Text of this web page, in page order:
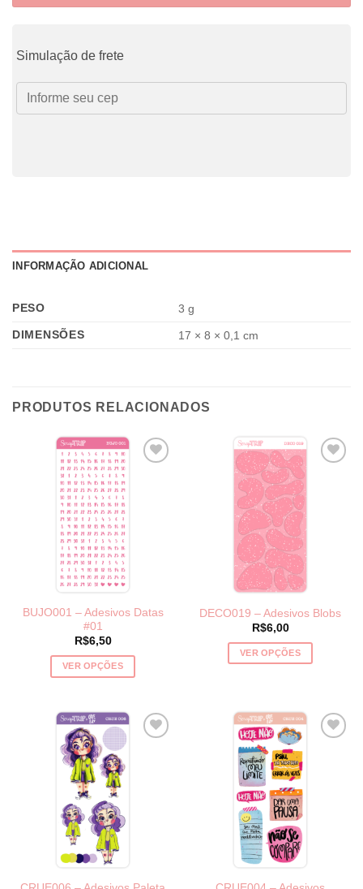
Simulação de frete
INFORMAÇÃO ADICIONAL
PESO
3 g
DIMENSÕES
17 × 8 × 0,1 cm
PRODUTOS RELACIONADOS
BUJO001 – Adesivos Datas
#01
R$6,50
VER OPÇÕES
tem
várias
variantes.
As
opções
podem
ser
escolhidas
na
DECO019 – Adesivos Blobs
R$6,00
VER OPÇÕES
várias
variantes.
As
opções
podem
ser
escolhidas
na
página